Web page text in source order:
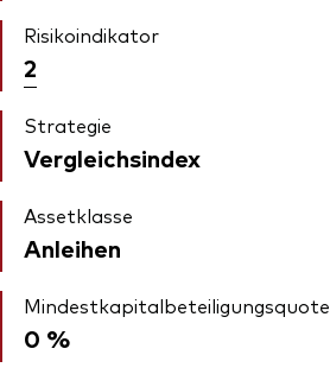
Risikoindikator
2
Strategie
Vergleichsindex
Assetklasse
Anleihen
Mindestkapitalbeteiligungsquote
0 %